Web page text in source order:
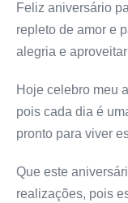
Feliz aniversário
repleto de amor e
alegria e
Hoje celebro meu
pois cada dia é
pronto para viver
Que este
realizações, pois